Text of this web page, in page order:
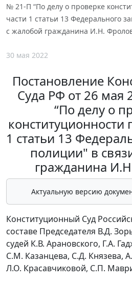
№ 21-П “По делу о проверке
части 1 статьи 13 Федерального
с жалобой гражданина И.Н.
30 мая 2022
Постановление
Суда РФ от 26 мая
“По делу о
конституционности
1 статьи 13
полиции" в
гражданина
Актуальную версию
Конституционный Суд
составе Председателя В.Д.
судей К.В. Арановского, Г.А.
С.М. Казанцева, С.Д. Князева,
Л.О. Красавчиковой, С.П.